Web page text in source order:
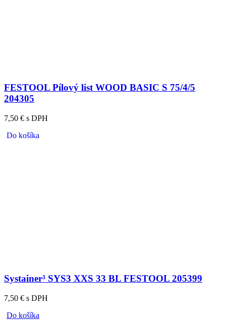
FESTOOL Pílový list WOOD BASIC S 75/4/5
204305
7,50 € s DPH
Do košíka
Systainer³ SYS3 XXS 33 BL FESTOOL 205399
7,50 € s DPH
Do košíka